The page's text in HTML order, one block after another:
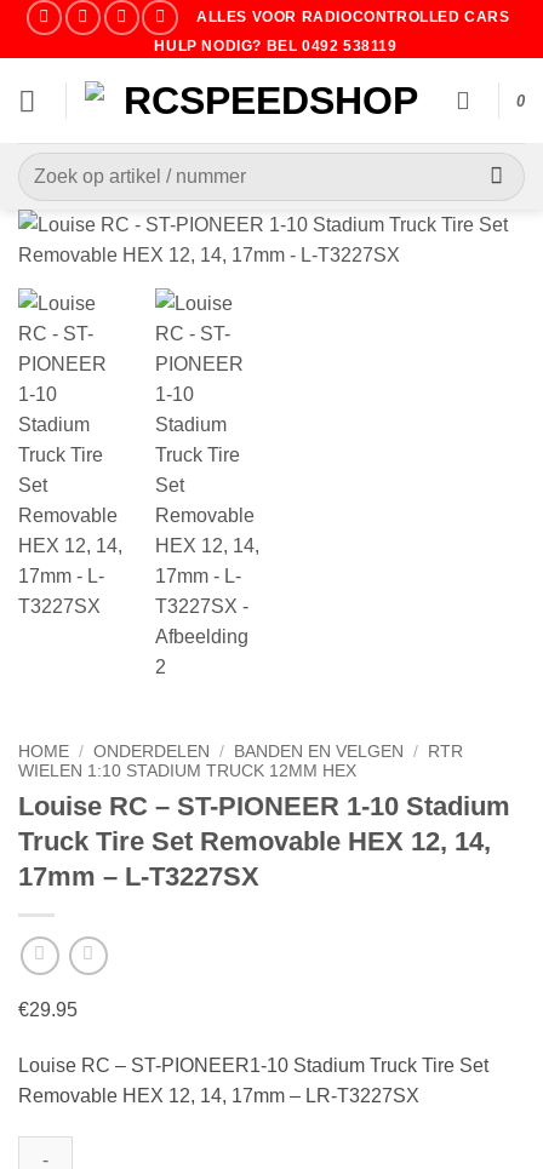
ALLES VOOR RADIOCONTROLLED CARS
HULP NODIG? BEL 0492 538119
0
Zoeken
naar:
HOME / ONDERDELEN / BANDEN EN VELGEN / RTR
WIELEN 1:10 STADIUM TRUCK 12MM HEX
Louise RC – ST-PIONEER 1-10 Stadium
Truck Tire Set Removable HEX 12, 14,
17mm – L-T3227SX
€29.95
Louise RC – ST-PIONEER1-10 Stadium Truck Tire Set
Removable HEX 12, 14, 17mm – LR-T3227SX